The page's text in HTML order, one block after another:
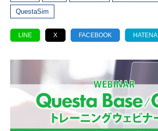
QuestaSim
LINE X FACEBOOK HATENA